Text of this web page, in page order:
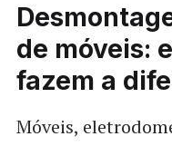
de móveis:
fazem a
Móveis,